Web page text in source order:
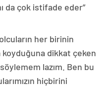
da çok istifade eder”
her birinin
dikkat çeken
lazım. Ben bu
hiçbirini